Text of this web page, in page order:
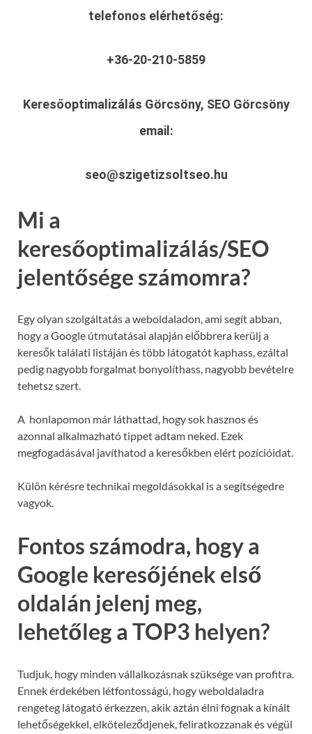
telefonos elérhetőség:
+36-20-210-5859
Keresőoptimalizálás Görcsöny, SEO Görcsöny
email:
seo@szigetizsoltseo.hu
Mi a
keresőoptimalizálás/SEO
jelentősége számomra?
Egy olyan szolgáltatás a weboldaladon, ami segít abban,
hogy a Google útmutatásai alapján előbbrera kerülj a
keresők találati listáján és több látogatót kaphass, ezáltal
pedig nagyobb forgalmat bonyolíthass, nagyobb bevételre
tehetsz szert.
A honlapomon már láthattad, hogy sok hasznos és
azonnal alkalmazható tippet adtam neked. Ezek
megfogadásával javíthatod a keresőkben elért pozícióidat.
Külön kérésre technikai megoldásokkal is a segítségedre
vagyok.
Fontos számodra, hogy a
Google keresőjének első
oldalán jelenj meg,
lehetőleg a TOP3 helyen?
Tudjuk, hogy minden vállalkozásnak szüksége van profitra.
Ennek érdekében létfontosságú, hogy weboldaladra
rengeteg látogató érkezzen, akik aztán élni fognak a kínált
lehetőségekkel, elköteleződjenek, feliratkozzanak és végül